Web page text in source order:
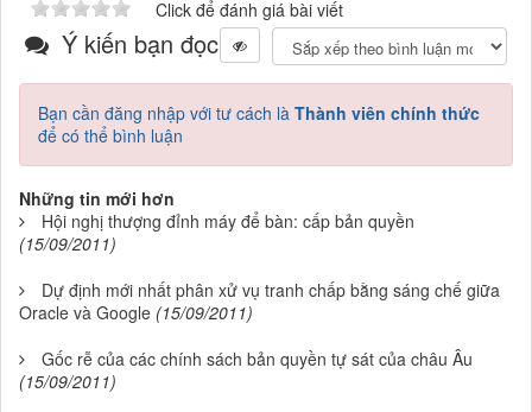
Click để đánh giá bài viết
Ý kiến bạn đọc
Bạn cần đăng nhập với tư cách là Thành viên chính thức
để có thể bình luận
Những tin mới hơn
Hội nghị thượng đỉnh máy để bàn: cấp bản quyền
(15/09/2011)
Dự định mới nhất phân xử vụ tranh chấp bằng sáng chế giữa
Oracle và Google (15/09/2011)
Gốc rễ của các chính sách bản quyền tự sát của châu Âu
(15/09/2011)